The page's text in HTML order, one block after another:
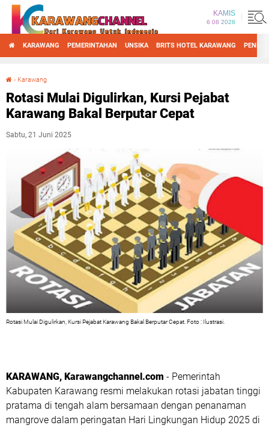
KAMIS
6 08 2026
KARAWANG PEMERINTAHAN UNSIKA BRITS HOTEL KARAWANG
› Karawang
Rotasi Mulai Digulirkan, Kursi Pejabat
Karawang Bakal Berputar Cepat
Sabtu, 21 Juni 2025
Rotasi Mulai Digulirkan, Kursi Pejabat Karawang Bakal Berputar Cepat. Foto : Ilustrasi.
KARAWANG, Karawangchannel.com - Pemerintah
Kabupaten Karawang resmi melakukan rotasi jabatan tinggi
pratama di tengah alam bersamaan dengan penanaman
mangrove dalam peringatan Hari Lingkungan Hidup 2025 di